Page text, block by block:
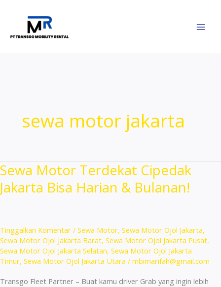
konten
sewa motor jakarta
Sewa Motor Terdekat Cipedak
Jakarta Bisa Harian & Bulanan!
Tinggalkan Komentar / Sewa Motor, Sewa Motor Ojol Jakarta,
Sewa Motor Ojol Jakarta Barat, Sewa Motor Ojol Jakarta Pusat,
Sewa Motor Ojol Jakarta Selatan, Sewa Motor Ojol Jakarta
Timur, Sewa Motor Ojol Jakarta Utara / mbimarifah@gmail.com
Transgo Fleet Partner – Buat kamu driver Grab yang ingin lebih